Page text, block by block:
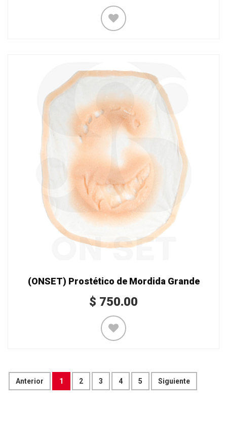
(ONSET) Prostético de Mordida Grande
$ 750.00
Anterior 1 2 3 4 5 Siguiente